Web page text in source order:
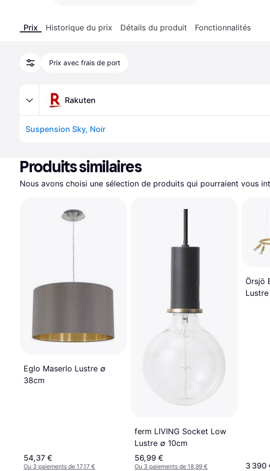
Prix Historique du prix Détails du produit Fonctionnalités
Prix avec frais de port
Rakuten
Suspension Sky, Noir
Produits similaires
Nous avons choisi une sélection de produits qui pourraient vous
Eglo Maserlo Lustre ∅
38cm
54,37 €
Ou 3 paiements de 17,17 €
ferm LIVING Socket Low
Lustre ∅ 10cm
56,99 €
Ou 3 paiements de 18,99 €
Örsjö
3 390